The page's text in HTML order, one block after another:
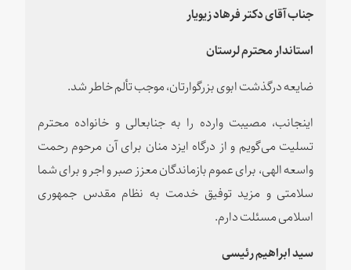
جناب آقای دکتر فرهاد زیویار
استاندار محترم لرستان
ضایعه درگذشت ابوی بزرگوارتان، موجب تألم خاطر شد.
اینجانب، مصیبت وارده را به جنابعالی و خانواده محترم
تسلیت می‌گویم و از درگاه ایزد منان برای آن مرحوم رحمت
واسعه الهی، برای عموم بازماندگان معزز صبر و اجر و برای شما
سلامتی و مزید توفیق خدمت به نظام مقدس جمهوری
اسلامی مسئلت دارم.
سید ابراهیم رئیسی